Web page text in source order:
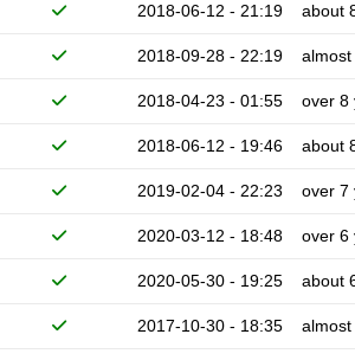
2018-06-12 - 21:19 about
2018-09-28 - 22:19
2018-04-23 - 01:55 over 8
2018-06-12 - 19:46 about
2019-02-04 - 22:23 over 7
2020-03-12 - 18:48 over 6
2020-05-30 - 19:25 about
2017-10-30 - 18:35